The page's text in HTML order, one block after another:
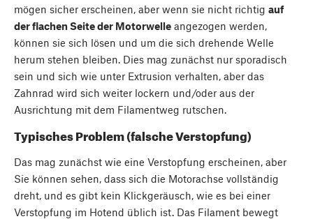
mögen sicher erscheinen, aber wenn sie nicht richtig auf
der flachen Seite der Motorwelle angezogen werden,
können sie sich lösen und um die sich drehende Welle
herum stehen bleiben. Dies mag zunächst nur sporadisch
sein und sich wie unter Extrusion verhalten, aber das
Zahnrad wird sich weiter lockern und/oder aus der
Ausrichtung mit dem Filamentweg rutschen.
Typisches Problem (falsche Verstopfung)
Das mag zunächst wie eine Verstopfung erscheinen, aber
Sie können sehen, dass sich die Motorachse vollständig
dreht, und es gibt kein Klickgeräusch, wie es bei einer
Verstopfung im Hotend üblich ist. Das Filament bewegt